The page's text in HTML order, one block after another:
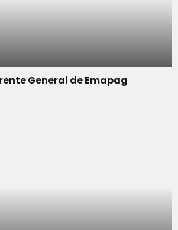
General de Emapag